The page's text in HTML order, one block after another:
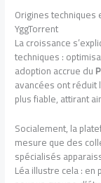
Origines
YggTorrent
La croissance
techniques :
adoption accrue du
avancées ont
plus fiable, attirant
Socialement, la
mesure que des
spécialisés
Léa illustre cela :